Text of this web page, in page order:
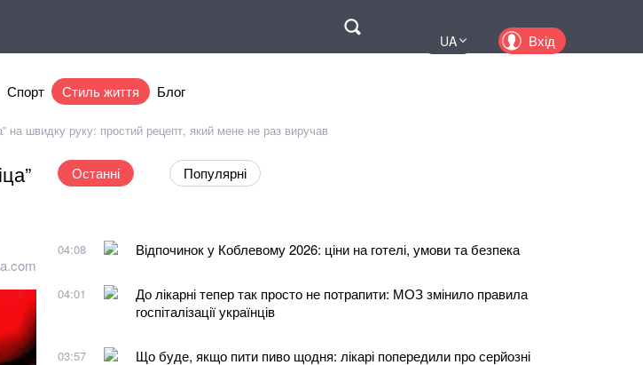
UA
Вхід
Спорт Стиль життя Блог
на швидку руку: простий рецепт, який мене не раз виручав
Останні Популярні
04:08 Відпочинок у Коблевому 2026: ціни на готелі, умови та безпека
04:01
До лікарні тепер так просто не потрапити: МОЗ змінило правила
госпіталізації українців
03:57
Що буде, якщо пити пиво щодня: лікарі попередили про серйозні